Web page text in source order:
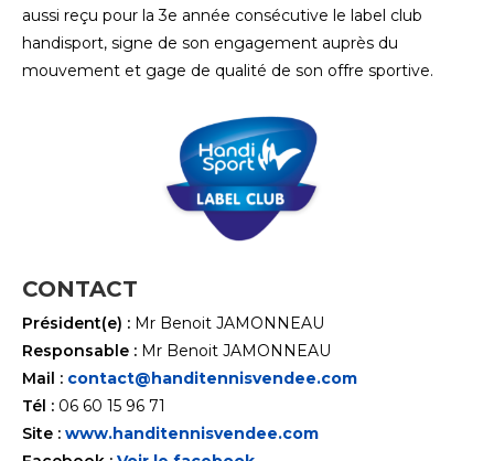
aussi reçu pour la 3e année consécutive le label club
handisport, signe de son engagement auprès du
mouvement et gage de qualité de son offre sportive.
CONTACT
Président(e) : Mr Benoit JAMONNEAU
Responsable : Mr Benoit JAMONNEAU
Mail : contact@handitennisvendee.com
Tél : 06 60 15 96 71
Site : www.handitennisvendee.com